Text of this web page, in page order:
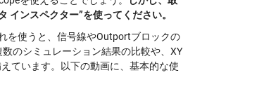
インスペクター”を使ってください。
を使うと、信号線やOutportブロックの
のシミュレーション結果の比較や、XY
ています。以下の動画に、基本的な使